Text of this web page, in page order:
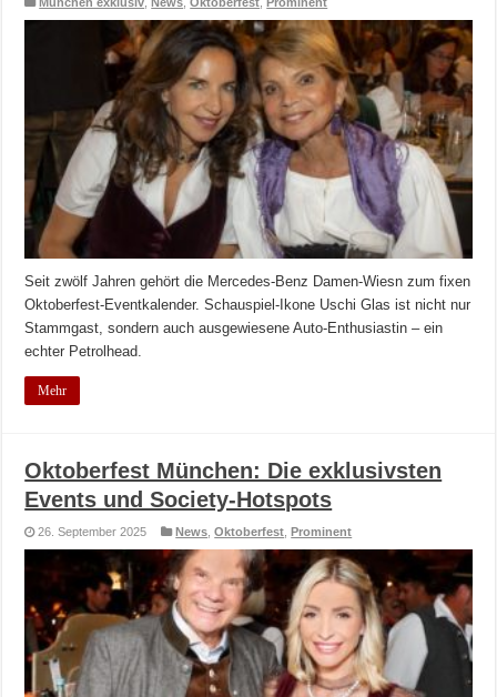
Seit zwölf Jahren gehört die Mercedes-Benz Damen-Wiesn zum fixen
Oktoberfest-Eventkalender. Schauspiel-Ikone Uschi Glas ist nicht nur
Stammgast, sondern auch ausgewiesene Auto-Enthusiastin – ein
echter Petrolhead.
Mehr
Oktoberfest München: Die exklusivsten
Events und Society-Hotspots
26. September 2025 News ,Oktoberfest ,Prominent